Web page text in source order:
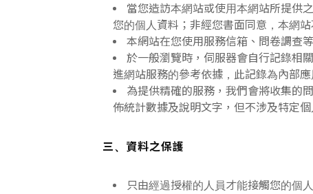
當您造訪本網站或使用本網站所提供
您的個人資料；非經您書面同意，本網站
本網站在您使用服務信箱、問卷調查
於一般瀏覽時，伺服器會自行記錄相
進網站服務的參考依據，此記錄為內部應
為提供精確的服務，我們會將收集的
佈統計數據及說明文字，但不涉及特定個
三、資料之保護
只由經過授權的人員才能接觸您的個